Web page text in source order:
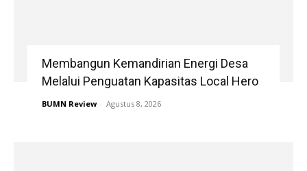
Membangun Kemandirian Energi Desa
Melalui Penguatan Kapasitas Local Hero
BUMN Review - Agustus 8, 2026